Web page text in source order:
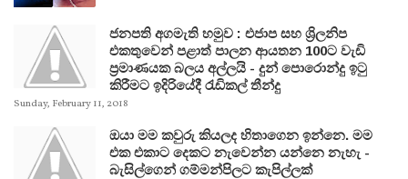
ජනපති අගමැති හමුව : එජාප සහ ශ්‍රිලනිප
එකතුවෙන් පළාත් පාලන ආයතන 100ට වැඩි
ප්‍රමාණයක බලය අල්ලයි - දුන් පොරොන්දු ඉටු
කිරීමට ඉදිරියේදී රැඩිකල් තීන්දු
Sunday, February 11, 2018
ඔයා මම කවුරු කියලද හිතාගෙන ඉන්නෙ. මම
එක එකාට දෙකට නැවෙන්න යන්නෙ නැහැ -
බැසිල්ගෙන් ගම්මන්පිලට කැපිල්ලක්